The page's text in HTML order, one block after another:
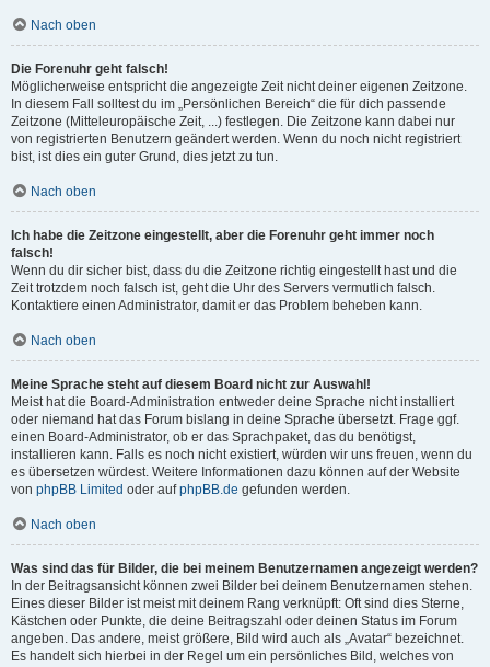
Nach oben
Die Forenuhr geht falsch!
Möglicherweise entspricht die angezeigte Zeit nicht deiner eigenen Zeitzone.
In diesem Fall solltest du im „Persönlichen Bereich“ die für dich passende
Zeitzone (Mitteleuropäische Zeit, ...) festlegen. Die Zeitzone kann dabei nur
von registrierten Benutzern geändert werden. Wenn du noch nicht registriert
bist, ist dies ein guter Grund, dies jetzt zu tun.
Nach oben
Ich habe die Zeitzone eingestellt, aber die Forenuhr geht immer noch
falsch!
Wenn du dir sicher bist, dass du die Zeitzone richtig eingestellt hast und die
Zeit trotzdem noch falsch ist, geht die Uhr des Servers vermutlich falsch.
Kontaktiere einen Administrator, damit er das Problem beheben kann.
Nach oben
Meine Sprache steht auf diesem Board nicht zur Auswahl!
Meist hat die Board-Administration entweder deine Sprache nicht installiert
oder niemand hat das Forum bislang in deine Sprache übersetzt. Frage ggf.
einen Board-Administrator, ob er das Sprachpaket, das du benötigst,
installieren kann. Falls es noch nicht existiert, würden wir uns freuen, wenn du
es übersetzen würdest. Weitere Informationen dazu können auf der Website
von phpBB Limited oder aufphpBB.de gefunden werden.
Nach oben
Was sind das für Bilder, die bei meinem Benutzernamen angezeigt werden?
In der Beitragsansicht können zwei Bilder bei deinem Benutzernamen stehen.
Eines dieser Bilder ist meist mit deinem Rang verknüpft: Oft sind dies Sterne,
Kästchen oder Punkte, die deine Beitragszahl oder deinen Status im Forum
angeben. Das andere, meist größere, Bild wird auch als „Avatar“ bezeichnet.
Es handelt sich hierbei in der Regel um ein persönliches Bild, welches von